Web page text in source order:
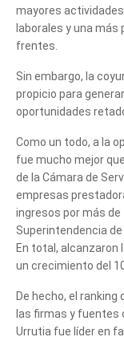
mayores
laborales y una
frentes.
Sin embargo, la
propicio para
oportunidades
Como un todo, a la
fue mucho mejor
de la Cámara de
empresas
ingresos por más de
Superintendencia
En total, alcanzaron
un crecimiento del
De hecho, el
las firmas y fuentes
Urrutia fue líder en